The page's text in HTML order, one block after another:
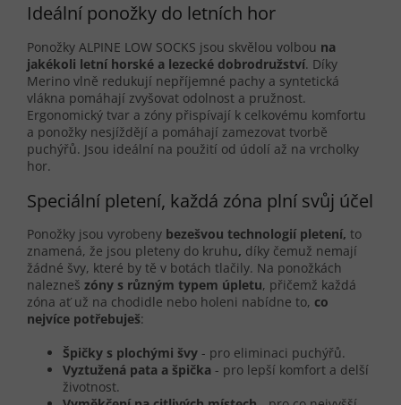
Ideální ponožky do letních hor
Ponožky ALPINE LOW SOCKS jsou skvělou volbou na
jakékoli letní horské a lezecké dobrodružství. Díky
Merino vlně redukují nepříjemné pachy a syntetická
vlákna pomáhají zvyšovat odolnost a pružnost.
Ergonomický tvar a zóny přispívají k celkovému komfortu
a ponožky nesjíždějí a pomáhají zamezovat tvorbě
puchýřů. Jsou ideální na použití od údolí až na vrcholky
hor.
Speciální pletení, každá zóna plní svůj účel
Ponožky jsou vyrobeny bezešvou technologií pletení, to
znamená, že jsou pleteny do kruhu, díky čemuž nemají
žádné švy, které by tě v botách tlačily. Na ponožkách
nalezneš zóny s různým typem úpletu, přičemž každá
zóna ať už na chodidle nebo holeni nabídne to, co
nejvíce potřebuješ:
Špičky s plochými švy - pro eliminaci puchýřů.
Vyztužená pata a špička - pro lepší komfort a delší
životnost.